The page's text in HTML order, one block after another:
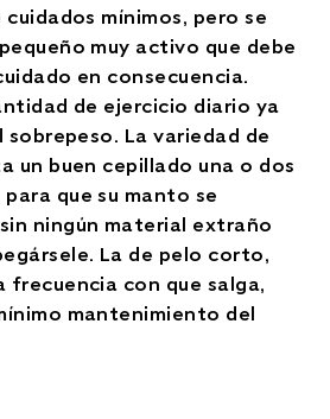
mínimos, pero se
muy activo que debe
en consecuencia.
de ejercicio diario ya
La variedad de
un buen cepillado una o dos
que su manto se
ningún material extraño
La de pelo corto,
frecuencia con que salga,
mantenimiento del